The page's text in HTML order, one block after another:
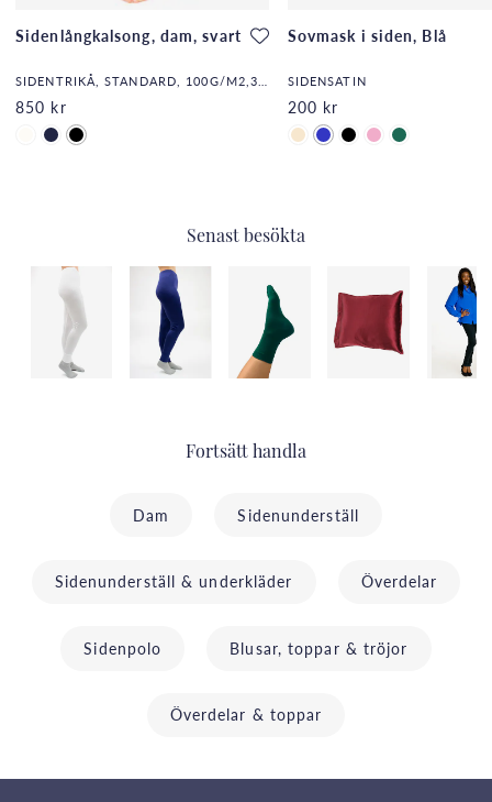
Sidenlångkalsong, dam, svart
SIDENTRIKÅ, STANDARD, 100G/M2,32,DF
850 kr
Sovmask i siden, Blå
SIDENSATIN
200 kr
Senast besökta
Fortsätt handla
Dam Sidenunderställ
Sidenunderställ & underkläder Överdelar
Sidenpolo Blusar, toppar & tröjor
Överdelar & toppar